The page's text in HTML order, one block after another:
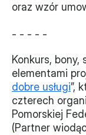
oraz wzór
- - - - -
Konkurs,
elementami
dobre usługi”,
czterech
Pomorskiej
(Partner